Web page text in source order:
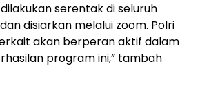
serentak di seluruh
disiarkan melalui zoom. Polri
akan berperan aktif dalam
program ini,” tambah